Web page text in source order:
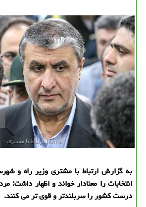
به گزارش ارتباط با مشتری وزیر راه و
انتخابات را معنادار خواند و اظهار داشت:
درست كشور را سربلندتر و قوی تر می كنند.